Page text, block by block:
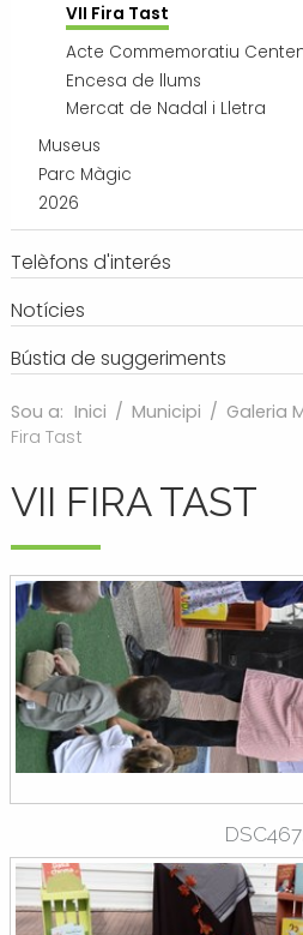
VII Fira Tast
Acte Commemoratiu
Encesa de llums
Mercat de Nadal i Lletra
Museus
Parc Màgic
2026
Telèfons d'interés
Notícies
Bústia de suggeriments
Sou a: Inici / Municipi / Galeria
Fira Tast
VII FIRA TAST